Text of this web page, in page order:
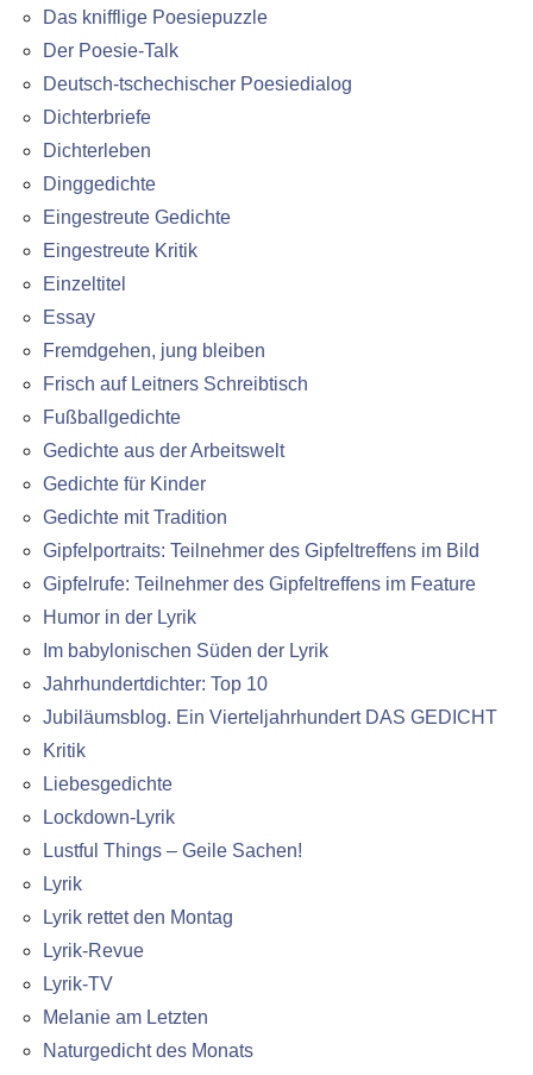
Das knifflige Poesiepuzzle
Der Poesie-Talk
Deutsch-tschechischer Poesiedialog
Dichterbriefe
Dichterleben
Dinggedichte
Eingestreute Gedichte
Eingestreute Kritik
Einzeltitel
Essay
Fremdgehen, jung bleiben
Frisch auf Leitners Schreibtisch
Fußballgedichte
Gedichte aus der Arbeitswelt
Gedichte für Kinder
Gedichte mit Tradition
Gipfelportraits: Teilnehmer des Gipfeltreffens im Bild
Gipfelrufe: Teilnehmer des Gipfeltreffens im Feature
Humor in der Lyrik
Im babylonischen Süden der Lyrik
Jahrhundertdichter: Top 10
Jubiläumsblog. Ein Vierteljahrhundert DAS GEDICHT
Kritik
Liebesgedichte
Lockdown-Lyrik
Lustful Things – Geile Sachen!
Lyrik
Lyrik rettet den Montag
Lyrik-Revue
Lyrik-TV
Melanie am Letzten
Naturgedicht des Monats